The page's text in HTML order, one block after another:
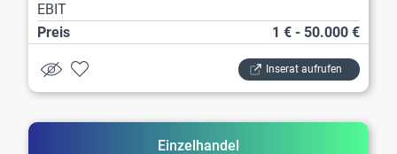
EBIT
Preis
1 € - 50.000 €
Inserat aufrufen
Einzelhandel